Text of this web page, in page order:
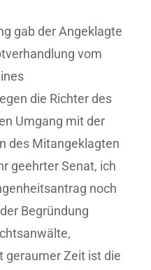
gab der Angeklagte
vom
die Richter des
Umgang mit der
des Mitangeklagten
geehrter Senat, ich
noch
Begründung
geraumer Zeit ist die